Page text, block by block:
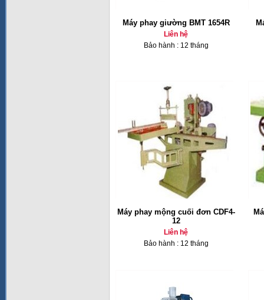
Máy phay giường BMT 1654R
Liên hệ
Bảo hành : 12 tháng
Máy phay mộng cuối đơn CDF4-
12
Liên hệ
Bảo hành : 12 tháng